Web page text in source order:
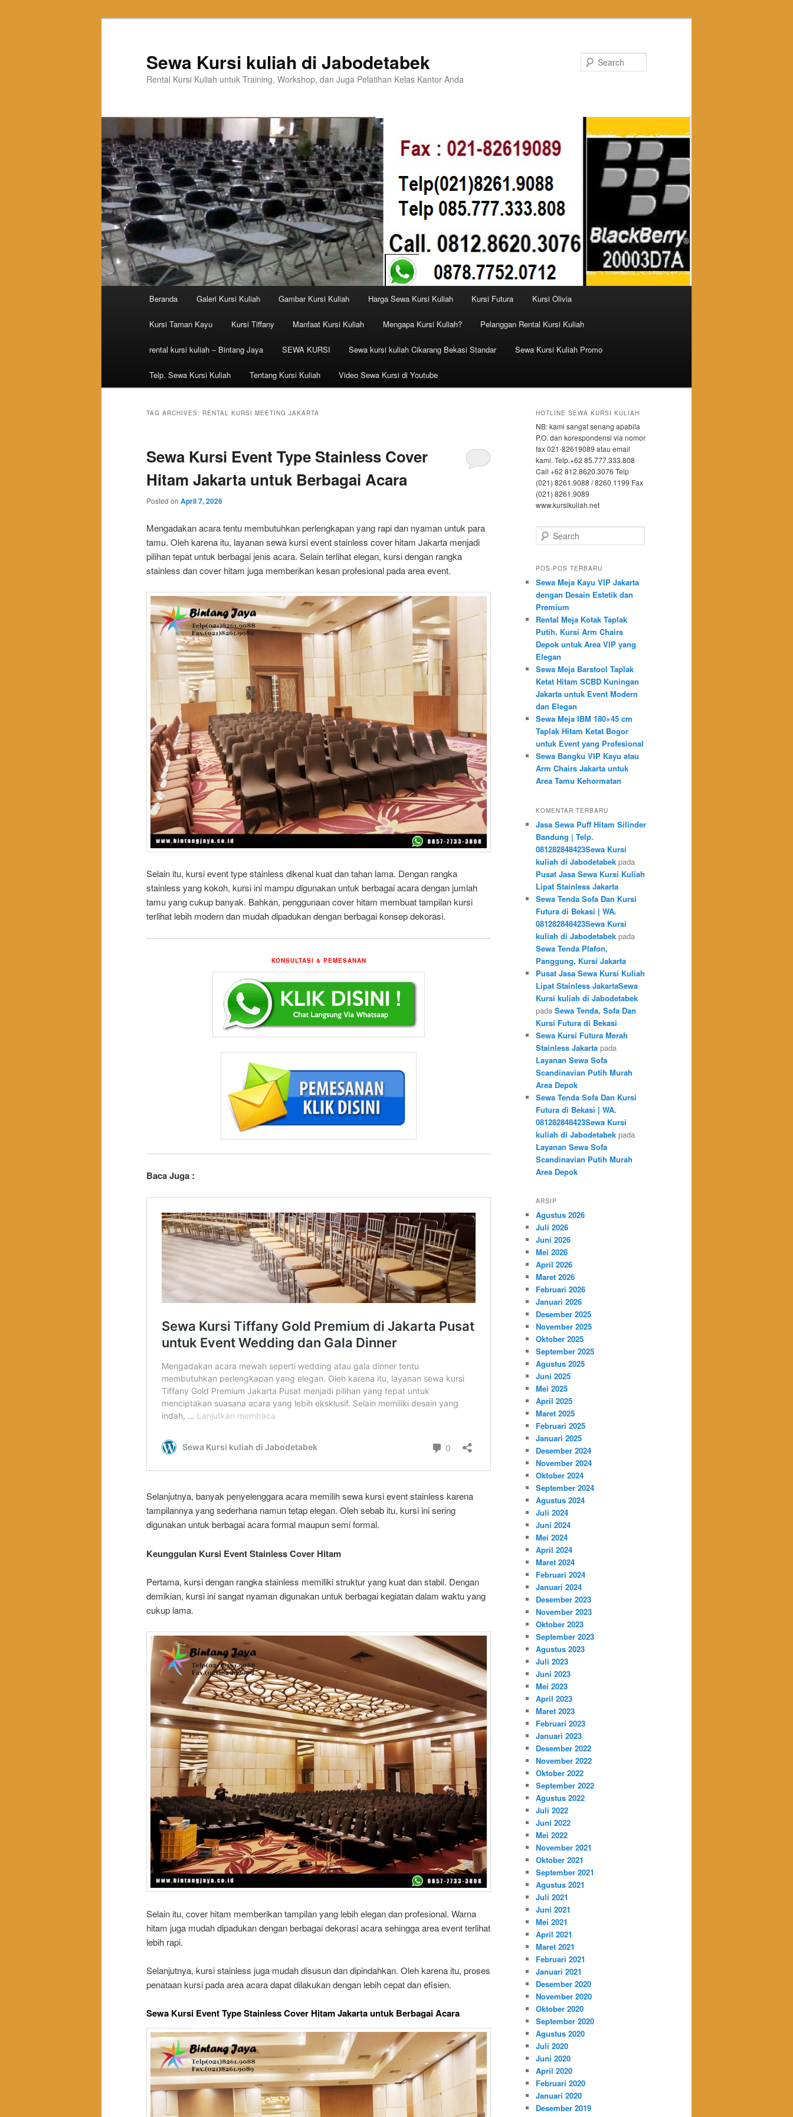
Sewa Kursi kuliah di Jabodetabek
Rental Kursi Kuliah untuk Training, Workshop, dan Juga Pelatihan Kelas Kantor Anda
Skip to primary content
Skip to secondary content
Beranda Galeri Kursi Kuliah Gambar Kursi Kuliah Harga Sewa Kursi Kuliah Kursi Futura Kursi Olivia
Kursi Taman Kayu Kursi Tiffany Manfaat Kursi Kuliah Mengapa Kursi Kuliah? Pelanggan Rental Kursi Kuliah
rental kursi kuliah – Bintang Jaya SEWA KURSI Sewa kursi kuliah Cikarang Bekasi Standar Sewa Kursi Kuliah Promo
Telp. Sewa Kursi Kuliah Tentang Kursi Kuliah Video Sewa Kursi di Youtube
TAG ARCHIVES: RENTAL KURSI MEETING JAKARTA
Sewa Kursi Event Type Stainless Cover
Hitam Jakarta untuk Berbagai Acara
Posted on April 7, 2026
Mengadakan acara tentu membutuhkan perlengkapan yang rapi dan nyaman untuk para
tamu. Oleh karena itu, layanan sewa kursi event stainless cover hitam Jakarta menjadi
pilihan tepat untuk berbagai jenis acara. Selain terlihat elegan, kursi dengan rangka
stainless dan cover hitam juga memberikan kesan profesional pada area event.
Selain itu, kursi event type stainless dikenal kuat dan tahan lama. Dengan rangka
stainless yang kokoh, kursi ini mampu digunakan untuk berbagai acara dengan jumlah
tamu yang cukup banyak. Bahkan, penggunaan cover hitam membuat tampilan kursi
terlihat lebih modern dan mudah dipadukan dengan berbagai konsep dekorasi.
KONSULTASI & PEMESANAN
Baca Juga :
Selanjutnya, banyak penyelenggara acara memilih sewa kursi event stainless karena
tampilannya yang sederhana namun tetap elegan. Oleh sebab itu, kursi ini sering
digunakan untuk berbagai acara formal maupun semi formal.
Keunggulan Kursi Event Stainless Cover Hitam
Pertama, kursi dengan rangka stainless memiliki struktur yang kuat dan stabil. Dengan
demikian, kursi ini sangat nyaman digunakan untuk berbagai kegiatan dalam waktu yang
cukup lama.
Selain itu, cover hitam memberikan tampilan yang lebih elegan dan profesional. Warna
hitam juga mudah dipadukan dengan berbagai dekorasi acara sehingga area event terlihat
lebih rapi.
Selanjutnya, kursi stainless juga mudah disusun dan dipindahkan. Oleh karena itu, proses
penataan kursi pada area acara dapat dilakukan dengan lebih cepat dan efisien.
Sewa Kursi Event Type Stainless Cover Hitam Jakarta untuk Berbagai Acara
HOTLINE SEWA KURSI KULIAH
NB: kami sangat senang apabila
P.O. dan korespondensi via nomor
fax 021-82619089 atau email
kami. Telp.+62 85.777.333.808
Call +62 812.8620.3076 Telp
(021) 8261.9088 / 8260.1199 Fax
(021) 8261.9089
www.kursikuliah.net
Search
POS-POS TERBARU
Sewa Meja Kayu VIP Jakarta
dengan Desain Estetik dan
Premium
Rental Meja Kotak Taplak
Putih, Kursi Arm Chairs
Depok untuk Area VIP yang
Elegan
Sewa Meja Barstool Taplak
Ketat Hitam SCBD Kuningan
Jakarta untuk Event Modern
dan Elegan
Sewa Meja IBM 180×45 cm
Taplak Hitam Ketat Bogor
untuk Event yang Profesional
Sewa Bangku VIP Kayu atau
Arm Chairs Jakarta untuk
Area Tamu Kehormatan
KOMENTAR TERBARU
Jasa Sewa Puff Hitam Silinder
Bandung | Telp.
081282848423Sewa Kursi
kuliah di Jabodetabek pada
Pusat Jasa Sewa Kursi Kuliah
Lipat Stainless Jakarta
Sewa Tenda Sofa Dan Kursi
Futura di Bekasi | WA.
081282848423Sewa Kursi
kuliah di Jabodetabek pada
Sewa Tenda Plafon,
Panggung, Kursi Jakarta
Pusat Jasa Sewa Kursi Kuliah
Lipat Stainless JakartaSewa
Kursi kuliah di Jabodetabek
pada Sewa Tenda, Sofa Dan
Kursi Futura di Bekasi
Sewa Kursi Futura Merah
Stainless Jakarta pada
Layanan Sewa Sofa
Scandinavian Putih Murah
Area Depok
Sewa Tenda Sofa Dan Kursi
Futura di Bekasi | WA.
081282848423Sewa Kursi
kuliah di Jabodetabek pada
Layanan Sewa Sofa
Scandinavian Putih Murah
Area Depok
ARSIP
Agustus 2026
Juli 2026
Juni 2026
Mei 2026
April 2026
Maret 2026
Februari 2026
Januari 2026
Desember 2025
November 2025
Oktober 2025
September 2025
Agustus 2025
Juni 2025
Mei 2025
April 2025
Maret 2025
Februari 2025
Januari 2025
Desember 2024
November 2024
Oktober 2024
September 2024
Agustus 2024
Juli 2024
Juni 2024
Mei 2024
April 2024
Maret 2024
Februari 2024
Januari 2024
Desember 2023
November 2023
Oktober 2023
September 2023
Agustus 2023
Juli 2023
Juni 2023
Mei 2023
April 2023
Maret 2023
Februari 2023
Januari 2023
Desember 2022
November 2022
Oktober 2022
September 2022
Agustus 2022
Juli 2022
Juni 2022
Mei 2022
November 2021
Oktober 2021
September 2021
Agustus 2021
Juli 2021
Juni 2021
Mei 2021
April 2021
Maret 2021
Februari 2021
Januari 2021
Desember 2020
November 2020
Oktober 2020
September 2020
Agustus 2020
Juli 2020
Juni 2020
April 2020
Februari 2020
Januari 2020
Desember 2019